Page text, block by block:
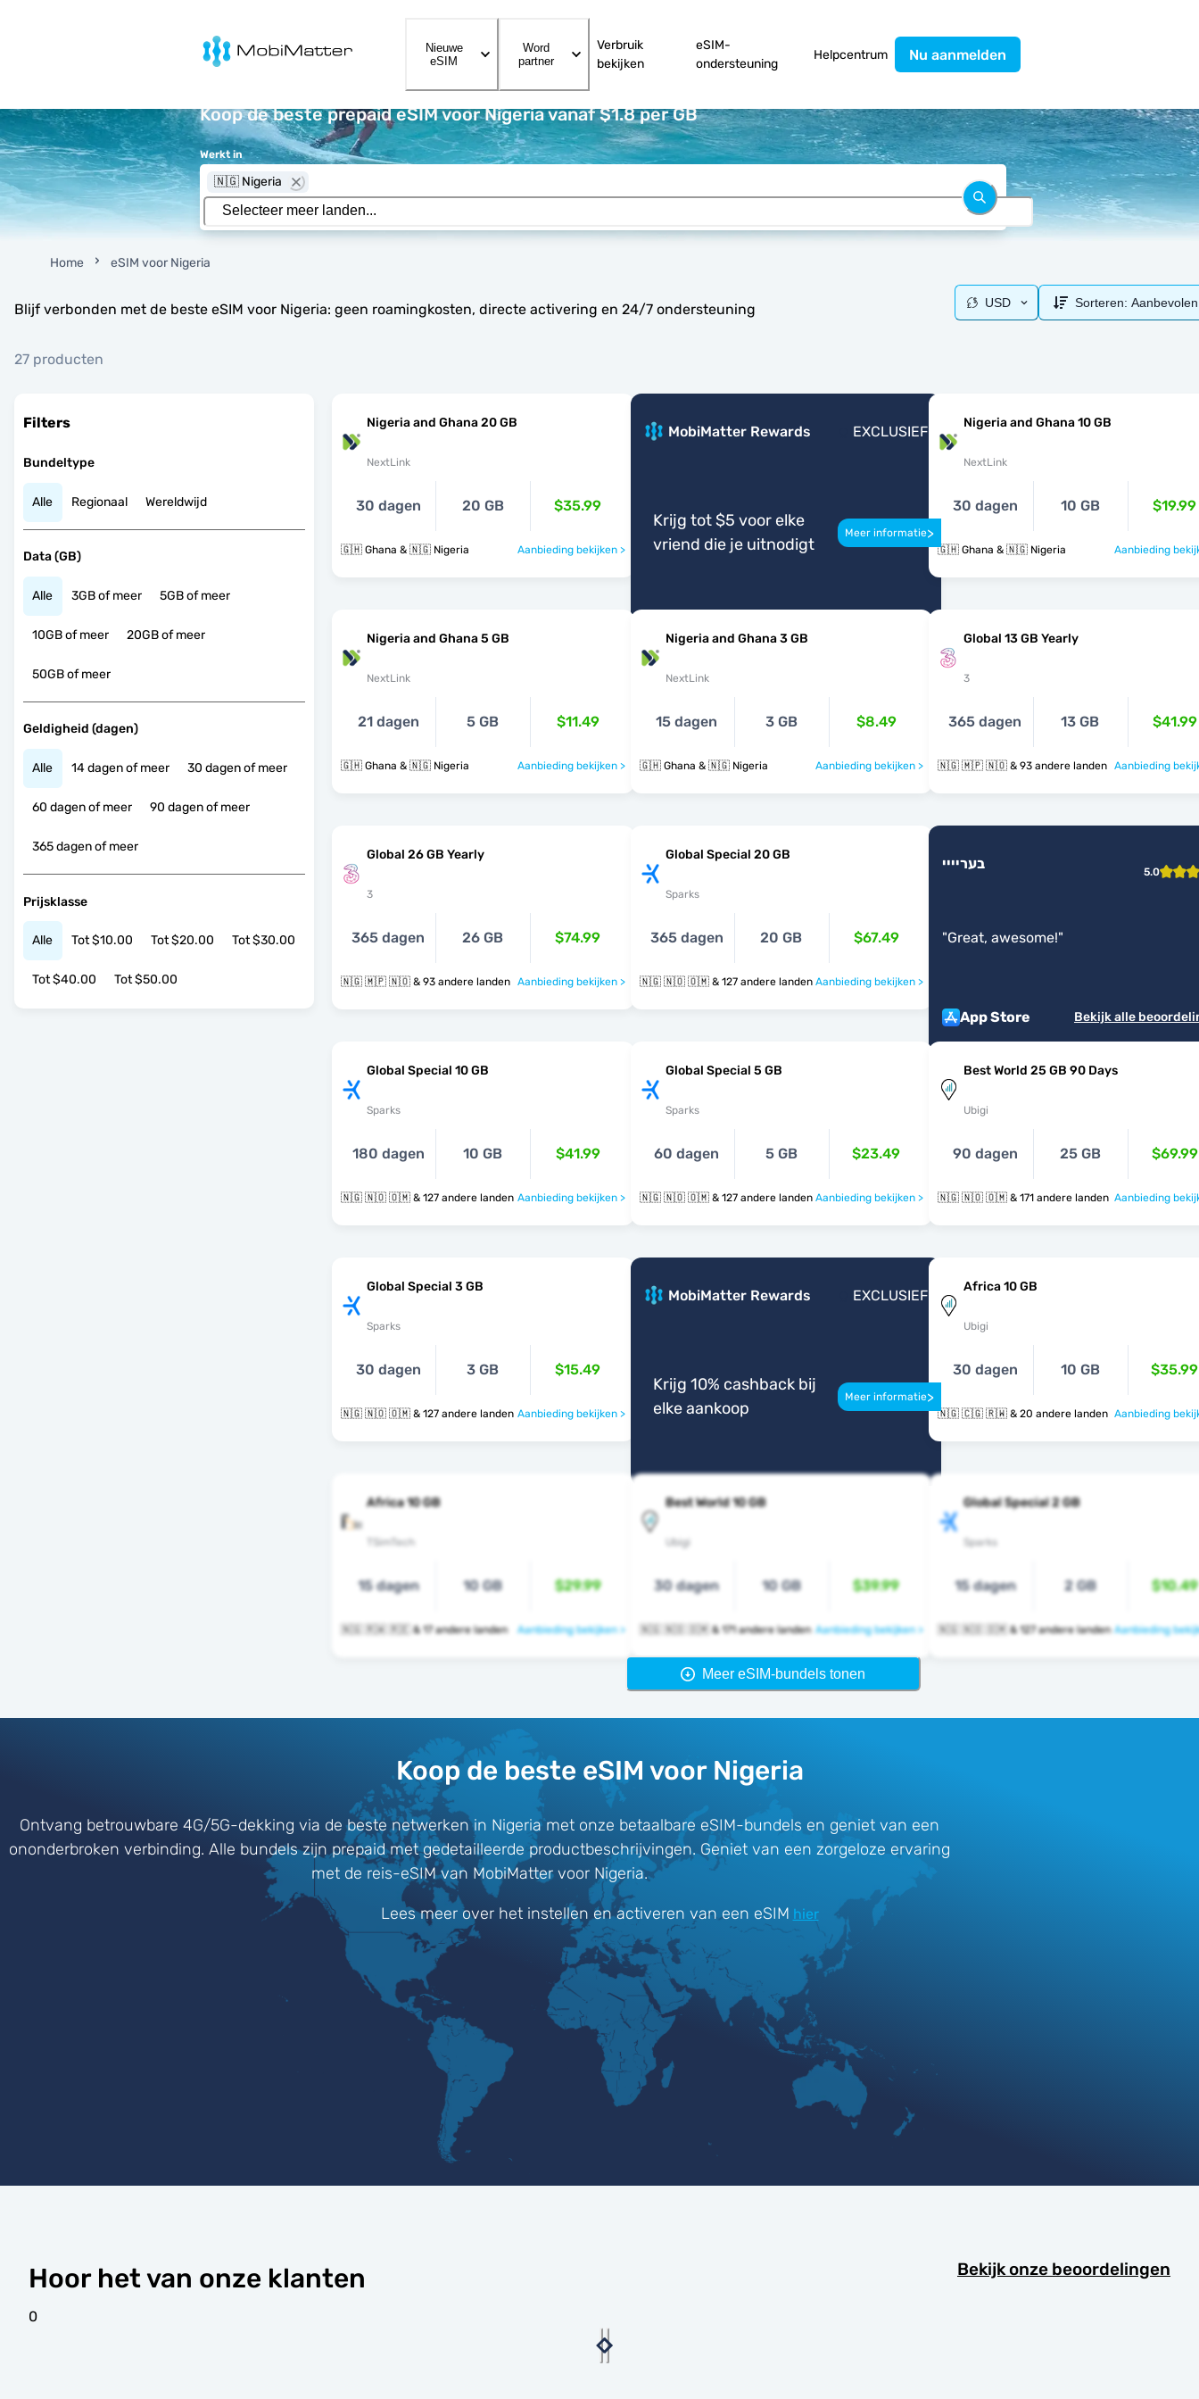
MobiMatter
Nieuwe
eSIM
Word
partner
Verbruik
bekijken
eSIM-
ondersteuning
Helpcentrum Nu aanmelden
Koop de beste prepaid eSIM voor Nigeria vanaf $1.8 per GB
Werkt in
🇳🇬 Nigeria
Home eSIM voor Nigeria
Blijf verbonden met de beste eSIM voor Nigeria: geen roamingkosten, directe activering en 24/7 ondersteuning
27 producten
USD Sorteren: Aanbevolen
Filters
Bundeltype
Alle Regionaal Wereldwijd
Data (GB)
Alle 3GB of meer 5GB of meer
10GB of meer 20GB of meer
50GB of meer
Geldigheid (dagen)
Alle 14 dagen of meer 30 dagen of meer
60 dagen of meer 90 dagen of meer
365 dagen of meer
Prijsklasse
Alle Tot $10.00 Tot $20.00 Tot $30.00
Tot $40.00 Tot $50.00
Nigeria and Ghana 20 GB
NextLink
30 dagen 20 GB $35.99
🇬🇭 Ghana & 🇳🇬 Nigeria Aanbieding bekijken >
MobiMatter Rewards EXCLUSIEF
Krijg tot $5 voor elke
vriend die je uitnodigt
Meer informatie>
Nigeria and Ghana 10 GB
NextLink
30 dagen 10 GB $19.99
🇬🇭 Ghana & 🇳🇬 Nigeria Aanbieding
Nigeria and Ghana 5 GB
NextLink
21 dagen 5 GB $11.49
🇬🇭 Ghana & 🇳🇬 Nigeria Aanbieding bekijken >
Nigeria and Ghana 3 GB
NextLink
15 dagen 3 GB $8.49
🇬🇭 Ghana & 🇳🇬 Nigeria Aanbieding bekijken >
Global 13 GB Yearly
3
365 dagen 13 GB $41.99
🇳🇬 🇲🇵 🇳🇴 & 93 andere landen Aanbieding
Global 26 GB Yearly
3
365 dagen 26 GB $74.99
🇳🇬 🇲🇵 🇳🇴 & 93 andere landen Aanbieding bekijken >
Global Special 20 GB
Sparks
365 dagen 20 GB $67.49
🇳🇬 🇳🇴 🇴🇲 & 127 andere landen Aanbieding bekijken >
בעריייי 5.0
"Great, awesome!"
App Store Bekijk alle
Global Special 10 GB
Sparks
180 dagen 10 GB $41.99
🇳🇬 🇳🇴 🇴🇲 & 127 andere landen Aanbieding bekijken >
Global Special 5 GB
Sparks
60 dagen 5 GB $23.49
🇳🇬 🇳🇴 🇴🇲 & 127 andere landen Aanbieding bekijken >
Best World 25 GB 90 Days
Ubigi
90 dagen 25 GB $69.99
🇳🇬 🇳🇴 🇴🇲 & 171 andere landen Aanbieding
Global Special 3 GB
Sparks
30 dagen 3 GB $15.49
🇳🇬 🇳🇴 🇴🇲 & 127 andere landen Aanbieding bekijken >
MobiMatter Rewards EXCLUSIEF
Krijg 10% cashback bij
elke aankoop
Meer informatie>
Africa 10 GB
Ubigi
30 dagen 10 GB $35.99
🇳🇬 🇨🇬 🇷🇼 & 20 andere landen Aanbieding
Africa 10 GB
TSimTech
15 dagen 10 GB $29.99
🇳🇬 🇷🇼 🇷🇪 & 17 andere landen Aanbieding bekijken >
Best World 10 GB
Ubigi
30 dagen 10 GB $39.99
🇳🇬 🇳🇴 🇴🇲 & 171 andere landen Aanbieding bekijken >
Global Special 2 GB
Sparks
15 dagen 2 GB $10.49
🇳🇬 🇳🇴 🇴🇲 & 127 andere landen Aanbieding
Meer eSIM-bundels tonen
Koop de beste eSIM voor Nigeria
Ontvang betrouwbare 4G/5G-dekking via de beste netwerken in Nigeria met onze betaalbare eSIM-bundels en geniet van een
ononderbroken verbinding. Alle bundels zijn prepaid met gedetailleerde productbeschrijvingen. Geniet van een zorgeloze ervaring
met de reis-eSIM van MobiMatter voor Nigeria.
Lees meer over het instellen en activeren van een eSIM hier
Hoor het van onze klanten Bekijk onze beoordelingen
0